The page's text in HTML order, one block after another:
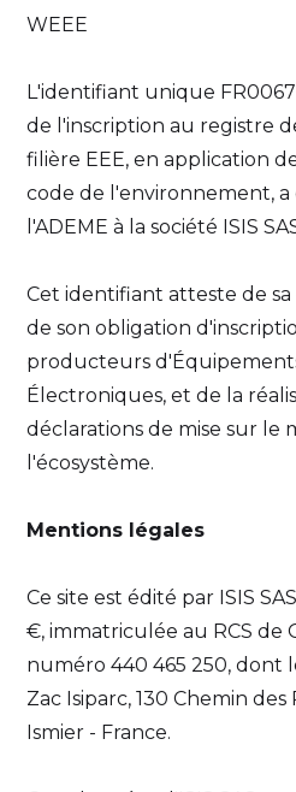
WEEE
L'identifiant unique
de l'inscription au registre
filière EEE, en application
code de l'environnement,
l'ADEME à la société ISIS
Cet identifiant atteste de
de son obligation
producteurs
Électroniques, et de la
déclarations de mise sur le
l'écosystème.
Mentions légales
Ce site est édité par ISIS
€, immatriculée au RCS de
numéro 440 465 250, dont
Zac Isiparc, 130 Chemin
Ismier - France.